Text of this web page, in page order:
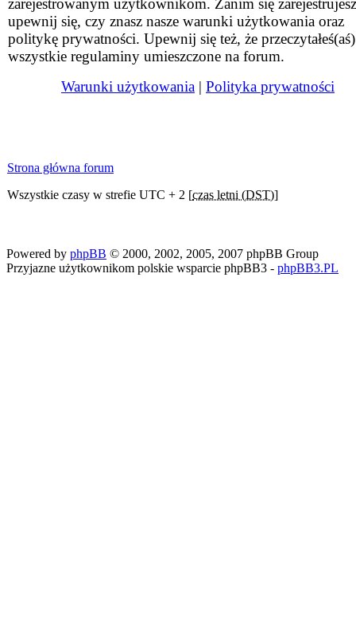
zarejestrowanym użytkownikom. Zanim się
upewnij się, czy znasz nasze warunki użytkowania oraz
politykę prywatności. Upewnij się też, że przeczytałeś(aś)
wszystkie regulaminy umieszczone na forum.
Warunki użytkowania | Polityka prywatności
Strona główna forum
Wszystkie czasy w strefie UTC + 2 [czas letni (DST)]
Powered by phpBB © 2000, 2002, 2005, 2007 phpBB Group
Przyjazne użytkownikom polskie wsparcie phpBB3 - phpBB3.PL